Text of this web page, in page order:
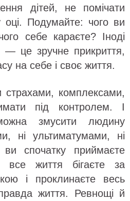
дітей, не помічати
Подумайте: чого ви
себе караєте? Іноді
— це зручне прикриття,
на себе і своє життя.
страхами, комплексами,
під контролем. І
змусити людину
ні ультиматумами, ні
спочатку приймаєте
життя бігаєте за
і проклинаєте весь
життя. Ревнощі й